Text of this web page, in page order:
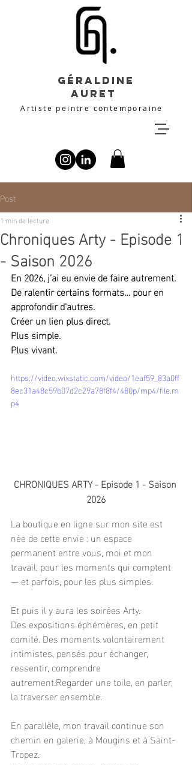
Géraldine
Auret
Artiste peintre contemporaine
Post
Chroniques Arty - Episode 1
- Saison 2026
1 min de lecture
En 2026, j’ai eu envie de faire autrement.
De ralentir certains formats… pour en
approfondir d’autres.
Créer un lien plus direct.
Plus simple.
Plus vivant.
https://video.wixstatic.com/video/1eaf59_83a0ff
8ec31a48c59b07d2c29a78f8f4/480p/mp4/file.m
p4
CHRONIQUES ARTY - Episode 1 - Saison
2026
La boutique en ligne sur mon site est
née de cette envie : un espace
permanent entre vous, moi et mon
travail, pour les moments qui comptent
— et parfois, pour les plus simples.
Et puis il y aura les soirées Arty.
Des expositions éphémères, en petit
comité. Des moments volontairement
intimistes, pensés pour échanger,
ressentir, comprendre
autrement.Regarder une toile, en parler,
la traverser ensemble.
En parallèle, mon travail continue son
chemin en galerie, à Mougins et à Saint-
Tropez.